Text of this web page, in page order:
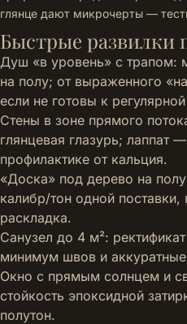
глянце дают микрочерты —
Быстрые развилки
Душ «в уровень» с трапом:
на полу; от выраженного
если не готовы к
Стены в зоне прямого
глянцевая глазурь; лаппат
профилактике от кальция.
«Доска» под дерево на
калибр/тон одной поставки,
раскладка.
Санузел до 4 м²:
минимум швов и
Окно с прямым солнцем и
стойкость эпоксидной
полутон.